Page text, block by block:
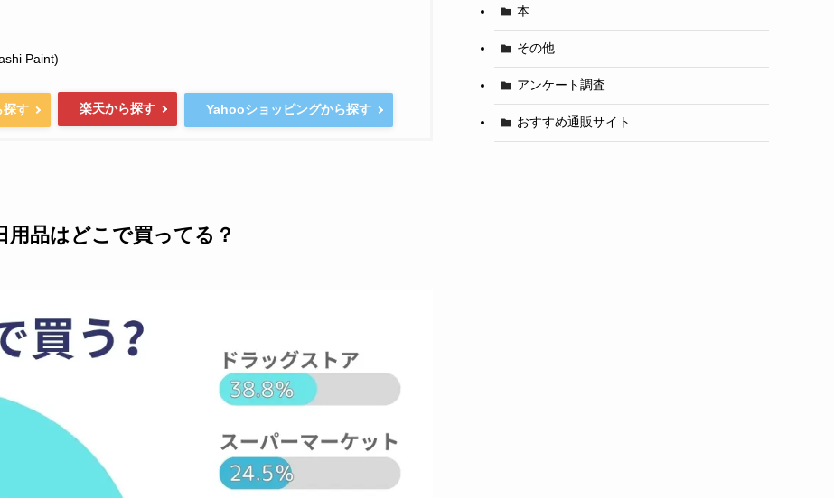
Paint)
探す 楽天から探す Yahooショッピングから探す
用品はどこで買ってる？
本
その他
アンケート調査
おすすめ通販サイト